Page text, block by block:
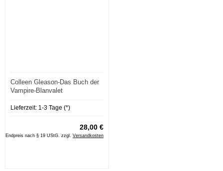
Colleen Gleason-Das Buch der
Vampire-Blanvalet
Lieferzeit: 1-3 Tage (*)
28,00 €
Endpreis nach § 19 UStG. zzgl. Versandkosten